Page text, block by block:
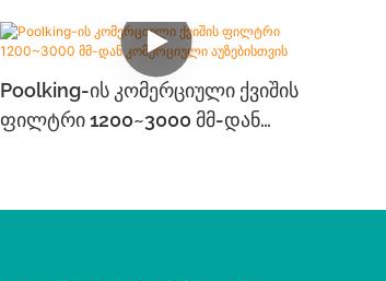
Poolking-Ის Კომერციული Ქვიშის
Ფილტრი 1200~3000 Მმ-Დან